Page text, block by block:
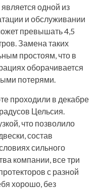
одной из
и обслуживании
превышать 4,5
Замена таких
простоям, что в
оборачивается
потерями.
проходили в декабре
Цельсия.
что позволило
состав
сильного
компании, все три
с разной
хорошо, без